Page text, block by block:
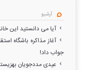
آرشیو
آیا می دانستید این
آغاز مذاکره باشگاه
جواب داد!
عیدی مددجویان